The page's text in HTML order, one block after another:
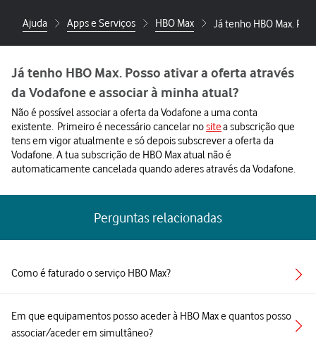
Ajuda Apps e Serviços HBO Max Já tenho HBO Max.
Já tenho HBO Max. Posso ativar a oferta através
da Vodafone e associar à minha atual?
Não é possível associar a oferta da Vodafone a uma conta
existente. Primeiro é necessário cancelar nositea subscrição que
tens em vigor atualmente e só depois subscrever a oferta da
Vodafone. A tua subscrição de HBO Max atual não é
automaticamente cancelada quando aderes através da Vodafone.
Perguntas relacionadas
Como é faturado o serviço HBO Max?
Em que equipamentos posso aceder à HBO Max e quantos posso
associar/aceder em simultâneo?